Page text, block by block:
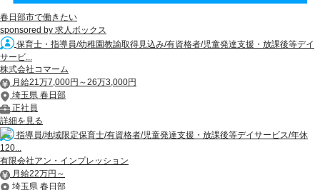
春日部市で働きたい
sponsored by 求人ボックス
保育士・指導員/幼稚園教諭取得見込み/有資格者/児童発達支援・放課後等デイ
サービ...
株式会社コマーム
月給21万7,000円～26万3,000円
埼玉県 春日部
正社員
詳細を見る
指導員/地域限定保育士/有資格者/児童発達支援・放課後等デイサービス/年休
120...
有限会社アン・インプレッション
月給22万円～
埼玉県 春日部